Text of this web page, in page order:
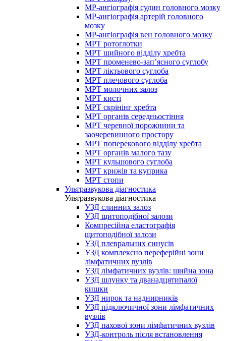
МР-ангіографія судин головного мозку
МР-ангіографія артерій головного
мозку
МР-ангіографія вен головного мозку
МРТ ротоглотки
МРТ шийного відділу хребта
МРТ променево-зап’ясного суглобу
МРТ ліктьового суглоба
МРТ плечового суглоба
МРТ молочних залоз
МРТ кисті
МРТ скрінінг хребта
МРТ органів середньостіння
МРТ черевної порожнини та
заочеревинного простору
МРТ поперекового відділу хребта
МРТ органів малого тазу
МРТ кульшового суглоба
МРТ крижів та куприка
МРТ стопи
Ультразвукова діагностика
Ультразвукова діагностика
УЗД слинних залоз
УЗД щитоподібної залози
Компресійна еластографія
щитоподібної залози
УЗД плевральних синусів
УЗД комплексно переферійні зони
лімфатичних вузлів
УЗД лімфатичних вузлів: шийна зона
УЗД шлунку та дванадцятипалої
кишки
УЗД нирок та наднирників
УЗД підключичної зони лімфатичних
вузлів
УЗД пахової зони лімфатичних вузлів
УЗД-контроль після встановлення